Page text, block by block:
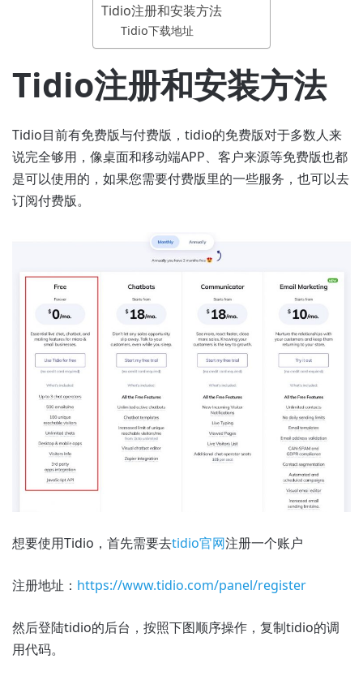
Tidio注册和安装方法
Tidio下载地址
Tidio注册和安装方法
Tidio目前有免费版与付费版，tidio的免费版对于多数人来
说完全够用，像桌面和移动端APP、客户来源等免费版也都
是可以使用的，如果您需要付费版里的一些服务，也可以去
订阅付费版。
想要使用Tidio，首先需要去tidio官网注册一个账户
注册地址： https://www.tidio.com/panel/register
然后登陆tidio的后台，按照下图顺序操作，复制tidio的调
用代码。